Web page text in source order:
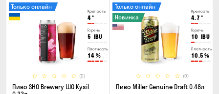
Крепость
4°
Горечь
5 IBU
Плотность
14 %
(0)
Только онлайн
Пиво SHO Brewery ШО Kysil
Крепость
4.7 °
Горечь
10 IBU
Плотность
10.5 %
(0)
Только онлайн
Новинка
Пиво Miller Genuine Draft 0.48л